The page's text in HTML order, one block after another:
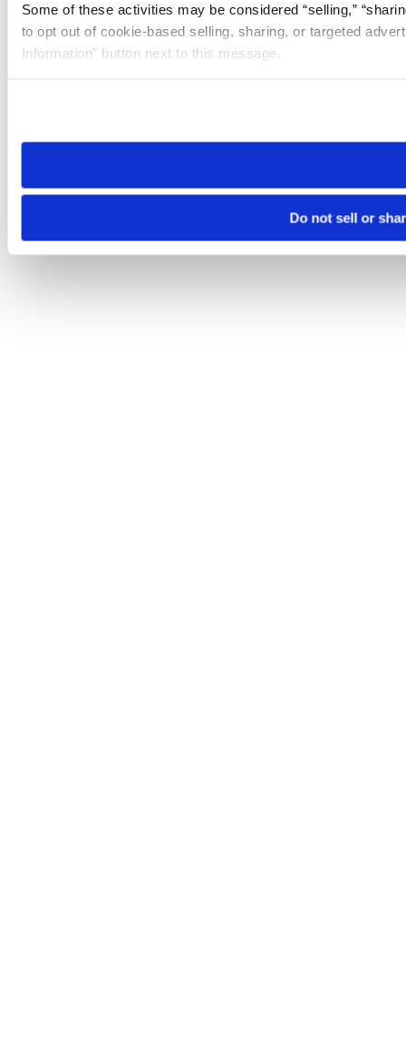
Some of these activities may be considered “selling,”
to opt out of cookie-based selling, sharing, or targeted
Information” button next to this message.
need to be set again.
Do not sell or